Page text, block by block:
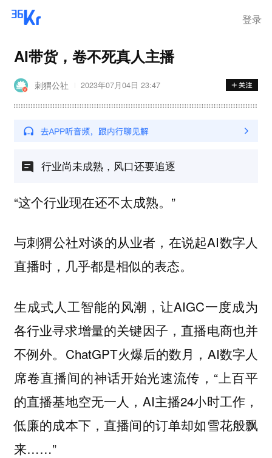
登录
AI带货，卷不死真人主播
刺猬公社 2023年07月04日 23:47
行业尚未成熟，风口还要追逐
“这个行业现在还不太成熟。”
与刺猬公社对谈的从业者，在说起AI数字人
直播时，几乎都是相似的表态。
生成式人工智能的风潮，让AIGC一度成为
各行业寻求增量的关键因子，直播电商也并
不例外。ChatGPT火爆后的数月，AI数字人
席卷直播间的神话开始光速流传，“上百平
的直播基地空无一人，AI主播24小时工作，
低廉的成本下，直播间的订单却如雪花般飘
来……”